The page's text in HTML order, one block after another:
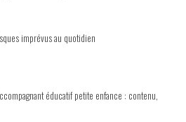
imprévus au quotidien
éducatif petite enfance : contenu,